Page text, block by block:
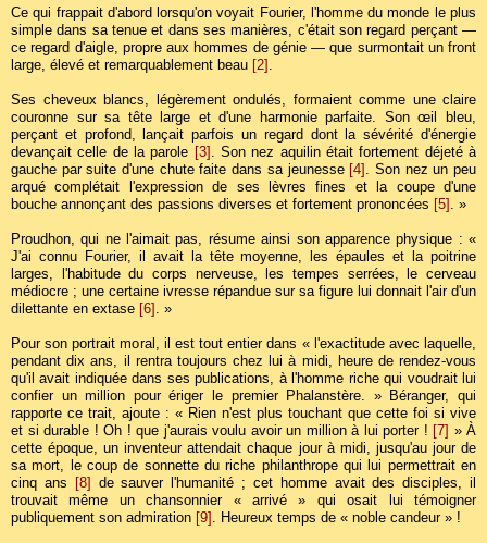
Ce qui frappait d'abord lorsqu'on voyait Fourier, l'homme du monde le plus
simple dans sa tenue et dans ses manières, c'était son regard perçant —
ce regard d'aigle, propre aux hommes de génie — que surmontait un front
large, élevé et remarquablement beau [2] .
Ses cheveux blancs, légèrement ondulés, formaient comme une claire
couronne sur sa tête large et d'une harmonie parfaite. Son œil bleu,
perçant et profond, lançait parfois un regard dont la sévérité d'énergie
devançait celle de la parole [3] . Son nez aquilin était fortement déjeté à
gauche par suite d'une chute faite dans sa jeunesse [4] . Son nez un peu
arqué complétait l'expression de ses lèvres fines et la coupe d'une
bouche annonçant des passions diverses et fortement prononcées [5] . »
Proudhon, qui ne l'aimait pas, résume ainsi son apparence physique : «
J'ai connu Fourier, il avait la tête moyenne, les épaules et la poitrine
larges, l'habitude du corps nerveuse, les tempes serrées, le cerveau
médiocre ; une certaine ivresse répandue sur sa figure lui donnait l'air d'un
dilettante en extase [6] . »
Pour son portrait moral, il est tout entier dans « l'exactitude avec laquelle,
pendant dix ans, il rentra toujours chez lui à midi, heure de rendez-vous
qu'il avait indiquée dans ses publications, à l'homme riche qui voudrait lui
confier un million pour ériger le premier Phalanstère. » Béranger, qui
rapporte ce trait, ajoute : « Rien n'est plus touchant que cette foi si vive
et si durable ! Oh ! que j'aurais voulu avoir un million à lui porter ! [7] » À
cette époque, un inventeur attendait chaque jour à midi, jusqu'au jour de
sa mort, le coup de sonnette du riche philanthrope qui lui permettrait en
cinq ans
[8]
de sauver l'humanité ; cet homme avait des disciples, il
trouvait même un chansonnier « arrivé » qui osait lui témoigner
publiquement son admiration [9] . Heureux temps de « noble candeur » !